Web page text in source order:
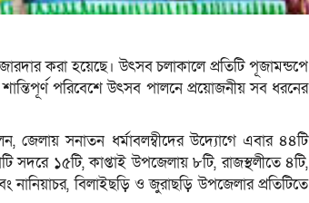
জোরদার করা হয়েছে। উৎসব চলাকালে প্রতিটি পূজামন্ডপে
পরিবেশে উৎসব পালনে প্রয়োজনীয় সব ধরনের
সনাতন ধর্মাবলম্বীদের উদ্যোগে এবার ৪৪টি
সদরে ১৫টি, কাপ্তাই উপজেলায় ৮টি, রাজস্থলীতে ৪টি,
বিলাইছড়ি ও জুরাছড়ি উপজেলার প্রতিটিতে